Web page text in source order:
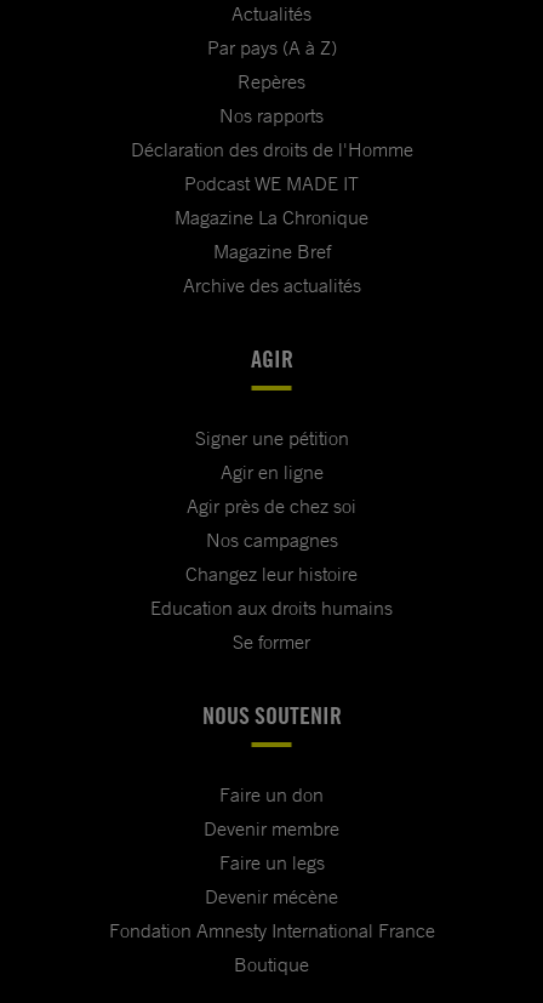
Actualités
Par pays (A à Z)
Repères
Nos rapports
Déclaration des droits de l'Homme
Podcast WE MADE IT
Magazine La Chronique
Magazine Bref
Archive des actualités
AGIR
Signer une pétition
Agir en ligne
Agir près de chez soi
Nos campagnes
Changez leur histoire
Education aux droits humains
Se former
NOUS SOUTENIR
Faire un don
Devenir membre
Faire un legs
Devenir mécène
Fondation Amnesty International France
Boutique